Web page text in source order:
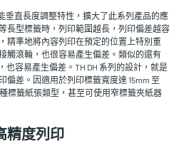
垂直長度調整特性，擴大了此系列產品的應
長型標籤時，列印範圍越長，列印偏差越容
精準地將內容列印在預定的位置上特別重
觸滾輪，也很容易產生偏差。類似的還有
也容易產生偏差。TH DH 系列的設計，就是
偏差。因適用於列印標籤寬度達 15mm 至
標籤紙張類型，甚至可使用窄標籤夾紙器
精度列印